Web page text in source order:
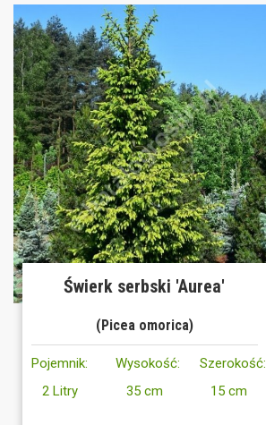
Świerk serbski 'Aurea'
(Picea omorica)
Pojemnik:
2 Litry
Wysokość:
35 cm
Szerokość:
15 cm